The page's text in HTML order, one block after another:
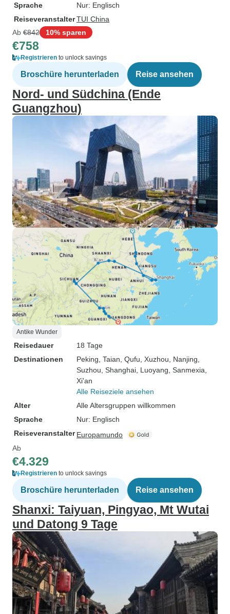
Sprache
Nur: Englisch
ReiseveranstalterTUI China
Ab €842 10% sparen
€758
Registrieren to unlock savings
Broschüre herunterladen Reise ansehen
Nord- und Südchina (Ende
Guangzhou)
Antike Wunder
Reisedauer
18 Tage
Destinationen
Peking , Taian , Qufu , Xuzhou , Nanjing
Suzhou , Shanghai , Luoyang , Sanmexia
Xi'an
Alle Reiseziele ansehen
Alter
Alle Altersgruppen willkommen
Sprache
Nur: Englisch
Reiseveranstalter Europamundo
Ab
€4.329
Registrieren to unlock savings
Broschüre herunterladen Reise ansehen
Shanxi: Taiyuan, Pingyao, Mt Wutai
und Datong 9 Tage